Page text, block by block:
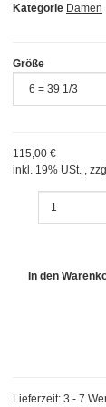
Kategorie Damen
Größe
115,00 €
inkl. 19% USt. ,
In den
Lieferzeit: 3 - 7